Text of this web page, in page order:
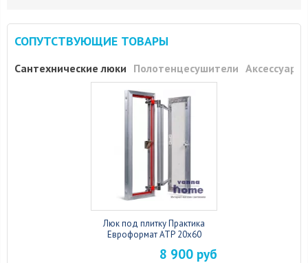
СОПУТСТВУЮЩИЕ ТОВАРЫ
Сантехнические люки Полотенцесушители Аксессуары
Люк под плитку Практика
Евроформат АТР 20x60
8 900 руб